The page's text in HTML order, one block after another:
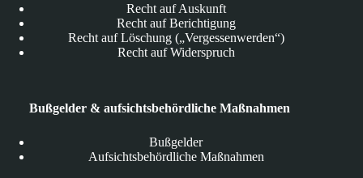
Recht auf Auskunft
Recht auf Berichtigung
Recht auf Löschung („Vergessenwerden“)
Recht auf Widerspruch
Bußgelder & aufsichtsbehördliche Maßnahmen
Bußgelder
Aufsichtsbehördliche Maßnahmen